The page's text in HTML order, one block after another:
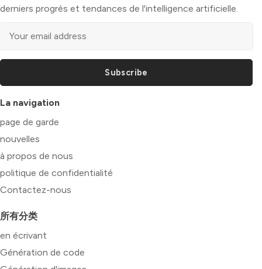
derniers progrès et tendances de l'intelligence artificielle.
Subscribe
La navigation
page de garde
nouvelles
à propos de nous
politique de confidentialité
Contactez-nous
所有分类
en écrivant
Génération de code